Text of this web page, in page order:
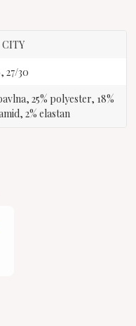
27/30
25% polyester, 18%
2% elastan